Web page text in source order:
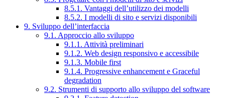
8.5.1. Vantaggi dell’utilizzo dei modelli
8.5.2. I modelli di sito e servizi disponibili
9. Sviluppo dell’interfaccia
9.1. Approccio allo sviluppo
9.1.1. Attività preliminari
9.1.2. Web design responsivo e accessibile
9.1.3. Mobile first
9.1.4. Progressive enhancement e Graceful
degradation
9.2. Strumenti di supporto allo sviluppo del software